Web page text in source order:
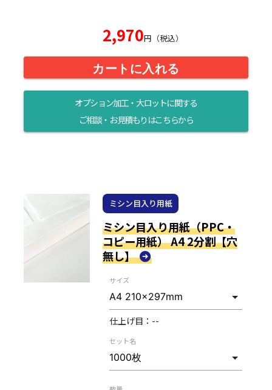
2,970円（税込）
カートに入れる
オプション加工・大ロットに関する
ご相談・お見積もりはこちらから
ミシン目入り用紙
ミシン目入り用紙（PPC・
コピー用紙） A4 2分割【穴
無し】
サイズ
仕上げ目： --
セット名